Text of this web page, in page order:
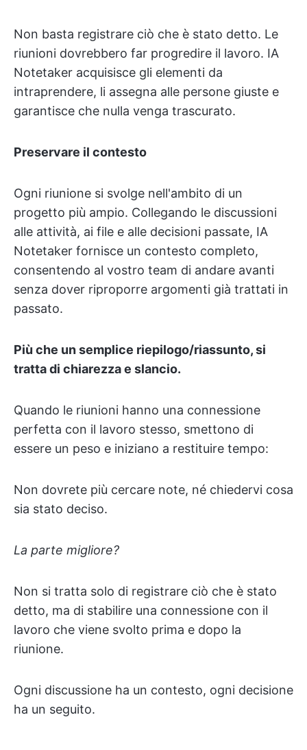
Non basta registrare ciò che è stato detto. Le
riunioni dovrebbero far progredire il lavoro. IA
Notetaker acquisisce gli elementi da
intraprendere, li assegna alle persone giuste e
garantisce che nulla venga trascurato.
Preservare il contesto
Ogni riunione si svolge nell'ambito di un
progetto più ampio. Collegando le discussioni
alle attività, ai file e alle decisioni passate, IA
Notetaker fornisce un contesto completo,
consentendo al vostro team di andare avanti
senza dover riproporre argomenti già trattati in
passato.
Più che un semplice riepilogo/riassunto, si
tratta di chiarezza e slancio.
Quando le riunioni hanno una connessione
perfetta con il lavoro stesso, smettono di
essere un peso e iniziano a restituire tempo:
Non dovrete più cercare note, né chiedervi cosa
sia stato deciso.
La parte migliore?
Non si tratta solo di registrare ciò che è stato
detto, ma di stabilire una connessione con il
lavoro che viene svolto prima e dopo la
riunione.
Ogni discussione ha un contesto, ogni decisione
ha un seguito.